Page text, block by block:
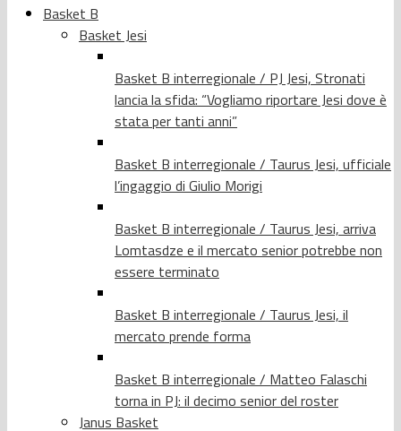
Basket B
Basket Jesi
Basket B interregionale / PJ Jesi, Stronati
lancia la sfida: “Vogliamo riportare Jesi dove è
stata per tanti anni”
Basket B interregionale / Taurus Jesi, ufficiale
l’ingaggio di Giulio Morigi
Basket B interregionale / Taurus Jesi, arriva
Lomtasdze e il mercato senior potrebbe non
essere terminato
Basket B interregionale / Taurus Jesi, il
mercato prende forma
Basket B interregionale / Matteo Falaschi
torna in PJ: il decimo senior del roster
Janus Basket